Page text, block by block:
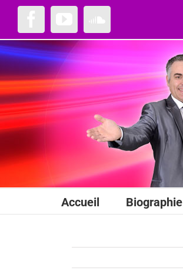
Passer
contenu
Accueil Biographie